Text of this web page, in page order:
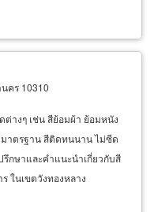
คร 10310
างๆ เช่น สีย้อมผ้า ย้อมหนัง
าตรฐาน สีติดทนนาน ไม่ซีด
กษาและคำแนะนำเกี่ยวกับสี
ในเขตวังทองหลาง